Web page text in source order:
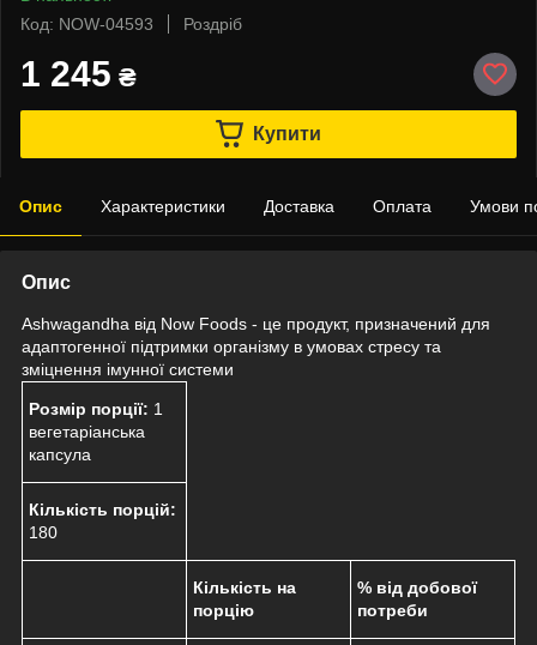
Код: NOW-04593
Роздріб
1 245 ₴
Купити
Опис Характеристики Доставка Оплата Умови
Опис
Ashwagandha від Now Foods - це продукт, призначений для
адаптогенної підтримки організму в умовах стресу та
зміцнення імунної системи
Розмір порції: 1
вегетаріанська
капсула
Кількість порцій:
180
Кількість на
порцію
% від добової
потреби